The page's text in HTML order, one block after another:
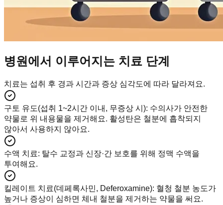
병원에서 이루어지는 치료 단계
치료는 섭취 후 경과 시간과 증상 심각도에 따라 달라져요.
구토 유도(섭취 1~2시간 이내, 무증상 시): 수의사가 안전한
약물로 위 내용물을 제거해요. 활성탄은 철분에 흡착되지
않아서 사용하지 않아요.
수액 치료: 탈수 교정과 신장·간 보호를 위해 정맥 수액을
투여해요.
킬레이트 치료(데페록사민, Deferoxamine): 혈청 철분 농도가
높거나 증상이 심하면 체내 철분을 제거하는 약물을 써요.